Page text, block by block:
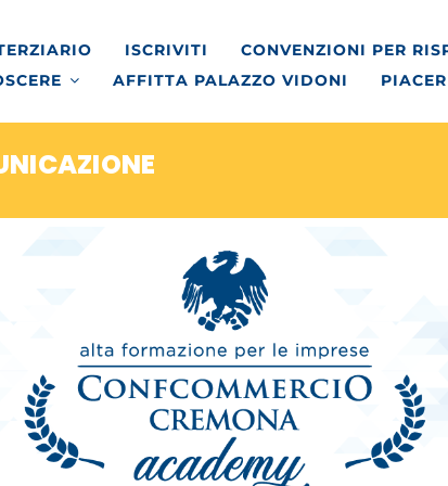
ISCRIVITI
CONVENZIONI PER
AFFITTA PALAZZO VIDONI